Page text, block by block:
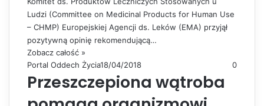
Ludzi (Committee on Medicinal Products for Human Use
– CHMP) Europejskiej Agencji ds. Leków (EMA) przyjął
pozytywną opinię rekomendującą…
Zobacz całość »
Portal Oddech Życia18/04/2018 0
Przeszczepiona wątroba